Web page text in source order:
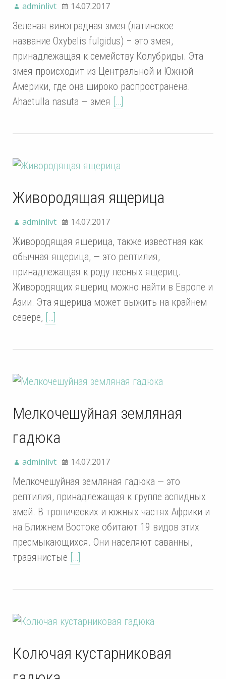
adminlivt 14.07.2017
Зеленая виноградная змея (латинское
название Oxybelis fulgidus) – это змея,
принадлежащая к семейству Колубриды. Эта
змея происходит из Центральной и Южной
Америки, где она широко распространена.
Ahaetulla nasuta — змея […]
Живородящая ящерица
adminlivt 14.07.2017
Живородящая ящерица, также известная как
обычная ящерица, — это рептилия,
принадлежащая к роду лесных ящериц.
Живородящих ящериц можно найти в Европе и
Азии. Эта ящерица может выжить на крайнем
севере, […]
Мелкочешуйная земляная
гадюка
adminlivt 14.07.2017
Мелкочешуйная земляная гадюка — это
рептилия, принадлежащая к группе аспидных
змей. В тропических и южных частях Африки и
на Ближнем Востоке обитают 19 видов этих
пресмыкающихся. Они населяют саванны,
травянистые […]
Колючая кустарниковая